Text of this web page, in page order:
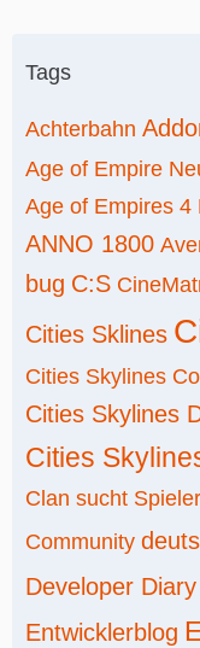
Tags
Achterbahn
Age of Empire
Age of Empires 4
ANNO 1800
bug C:S
Cities Sklines
Cities Skylines
Cities Skylines
Cities
Clan sucht Spieler
Community
Developer Diary
Entwicklerblog